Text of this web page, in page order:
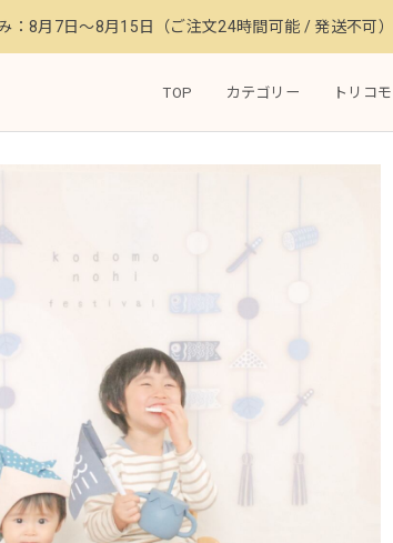
：8月7日〜8月15日（ご注文24時間可能 / 発送不可）
TOP カテゴリー トリコ